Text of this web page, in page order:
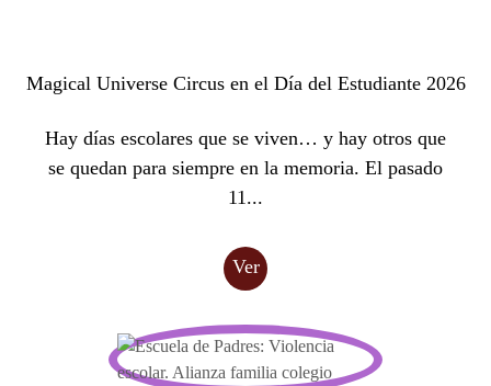
Magical Universe Circus en el Día del Estudiante 2026
Hay días escolares que se viven… y hay otros que
se quedan para siempre en la memoria. El pasado
11...
Ver